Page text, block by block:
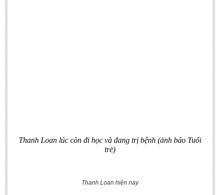
To Build a Standard Orthography in Schools and the Media
Thanh Loan lúc còn đi học và đang trị bệnh (ảnh báo Tuổi
trẻ)
Thanh Loan hiện nay